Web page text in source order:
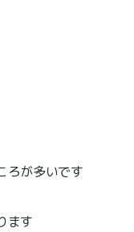
ろが多いです
ます